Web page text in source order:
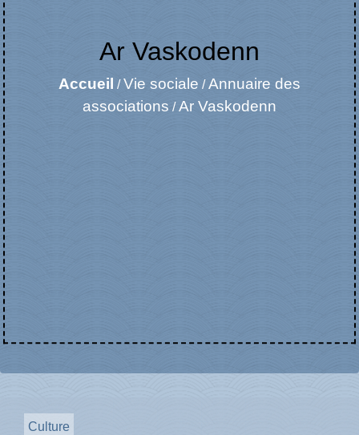
Ar Vaskodenn
Accueil / Vie sociale / Annuaire des
associations / Ar Vaskodenn
Culture